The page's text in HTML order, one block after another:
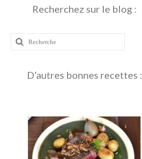
Recherchez sur le blog :
D’autres bonnes recettes :